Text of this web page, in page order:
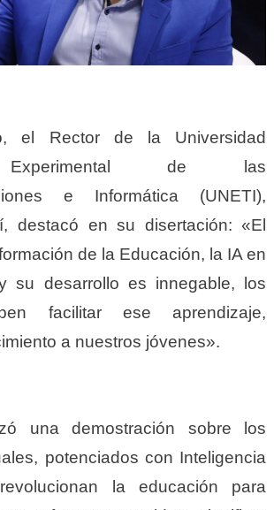
el Rector de la Universidad
Experimental de las
e Informática (UNETI),
destacó en su disertación: «El
de la Educación, la IA en
su desarrollo es innegable, los
facilitar ese aprendizaje,
a nuestros jóvenes».
una demostración sobre los
potenciados con Inteligencia
la educación para